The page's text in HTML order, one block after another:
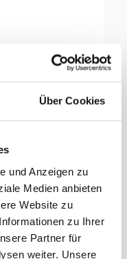
Über Cookies
und Anzeigen zu
Medien anbieten
Website zu
zu Ihrer
Partner für
weiter. Unsere
Tage: ca. 5-7 Arbeitstage